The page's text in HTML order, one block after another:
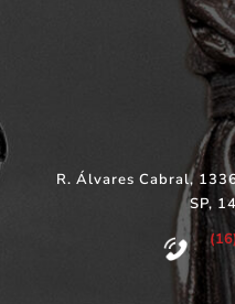
R. Álvares Cabral,
SP,